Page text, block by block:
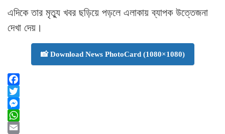
এদিকে তার মৃত্যু খবর ছড়িয়ে পড়লে এলাকায় ব্যাপক উত্তেজনা
দেখা দেয়।
📸 Download News PhotoCard (1080×1080)
Facebook
Twitter
Messenger
WhatsApp